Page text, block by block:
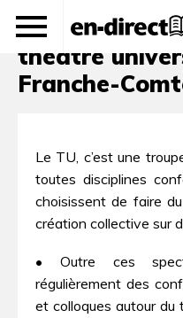
La saison
théâtre
Franche-
Le TU, c’est une
toutes disciplines
choisissent de faire
création collective sur
• Outre ces
régulièrement des
et colloques autour du